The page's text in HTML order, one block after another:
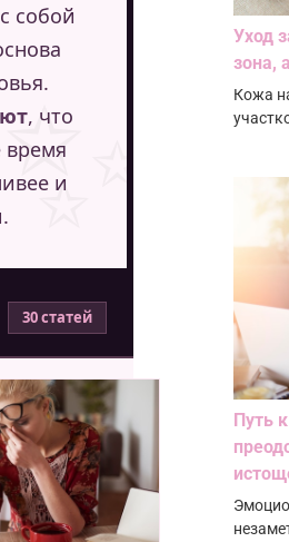
✨
собой
, что
и
30 статей
Уход
зона,
Кожа
Путь